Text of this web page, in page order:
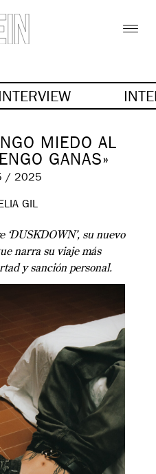
MIEDO AL
GANAS»
/ 2025
GIL
su nuevo
narra su viaje más
y sanción personal.